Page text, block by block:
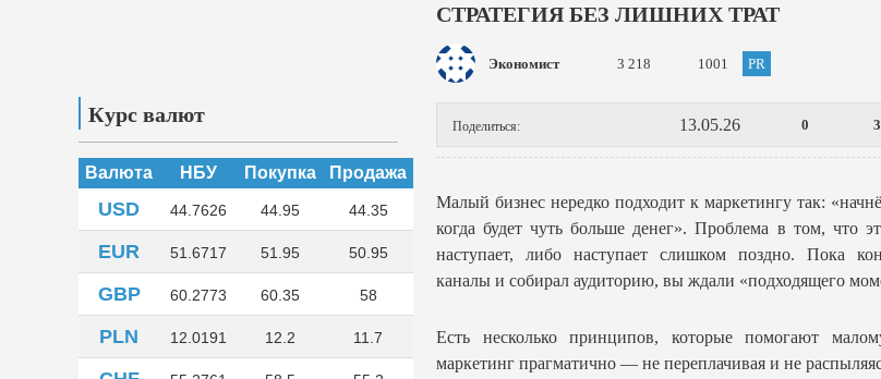
Курс валют
Валюта НБУ Покупка Продажа
USD 44.7626 44.95 44.35
EUR 51.6717 51.95 50.95
GBP 60.2773 60.35 58
PLN 12.0191 12.2 11.7
СТРАТЕГИЯ БЕЗ ЛИШНИХ ТРАТ
Экономист 3 218 1001 PR
Поделиться: 13.05.26 0
Малый бизнес нередко подходит к маркетингу так:
когда будет чуть больше денег». Проблема в том, что
наступает, либо наступает слишком поздно. Пока
каналы и собирал аудиторию, вы ждали «подходящего
Есть несколько принципов, которые помогают
маркетинг прагматично — не переплачивая и не